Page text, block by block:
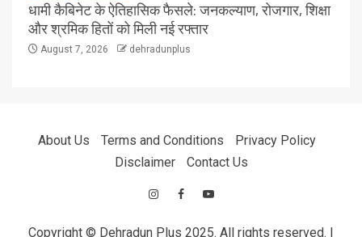
धामी कैबिनेट के ऐतिहासिक फैसले: जनकल्याण, रोजगार, शिक्षा
और श्रमिक हितों को मिली नई रफ्तार
August 7, 2026 dehradunplus
About Us Terms and Conditions
Privacy Policy
Disclaimer
Contact Us
Copyright © Dehradun Plus 2025. All rights reserved.